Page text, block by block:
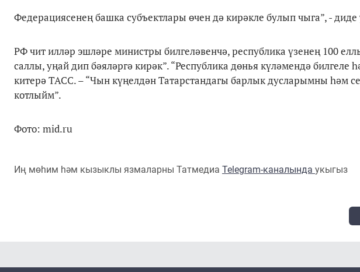
Федерациясенең башка субъектлары өчен дә кирәкле булып чыга”, - диде
РФ чит илләр эшләре министры билгеләвенчә, республика үзенең 100
саллы, уңай дип бәяләргә кирәк”. “Республика дөнья күләмендә
китерә ТАСС. – “Чын күңелдән Татарстандагы барлык дусларымны һәм
котлыйм”.
Фото: mid.ru
Иң мөһим һәм кызыклы язмаларны Татмедиа Telegram-каналында укыгыз